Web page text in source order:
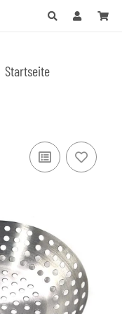
Startseite